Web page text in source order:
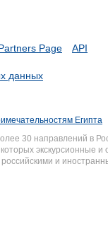
Page API
данных
Египта
30 направлений в
экскурсионные
и